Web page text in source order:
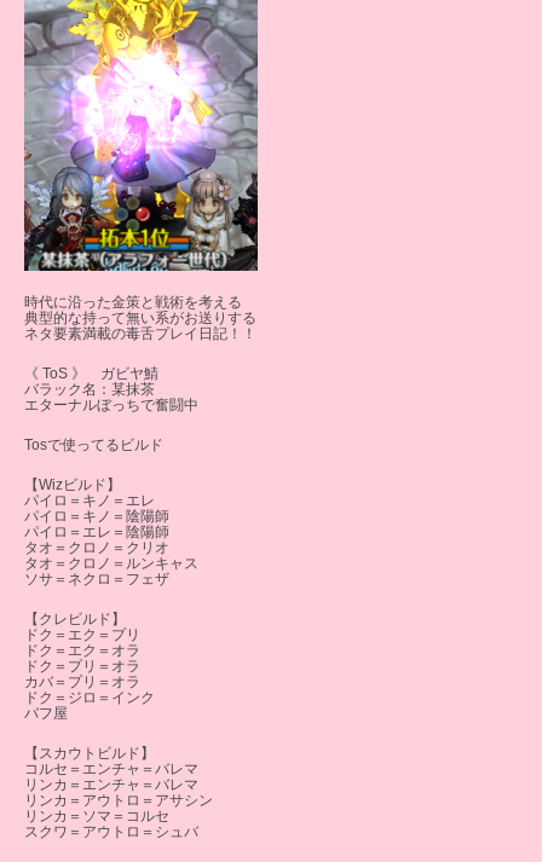
時代に沿った金策と戦術を考える
典型的な持って無い系がお送りする
ネタ要素満載の毒舌プレイ日記！！
《 ToS 》 ガビヤ鯖
バラック名：某抹茶
エターナルぼっちで奮闘中
Tosで使ってるビルド
【Wizビルド】
パイロ＝キノ＝エレ
パイロ＝キノ＝陰陽師
パイロ＝エレ＝陰陽師
タオ＝クロノ＝クリオ
タオ＝クロノ＝ルンキャス
ソサ＝ネクロ＝フェザ
【クレビルド】
ドク＝エク＝プリ
ドク＝エク＝オラ
ドク＝プリ＝オラ
カバ＝プリ＝オラ
ドク＝ジロ＝インク
バフ屋
【スカウトビルド】
コルセ＝エンチャ＝バレマ
リンカ＝エンチャ＝バレマ
リンカ＝アウトロ＝アサシン
リンカ＝ソマ＝コルセ
スクワ＝アウトロ＝シュバ